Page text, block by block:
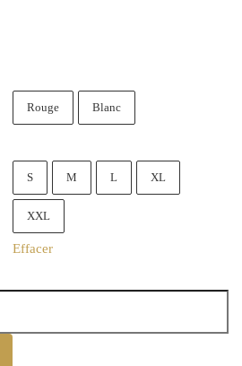
Rouge Blanc
S M L XL
XXL
Effacer